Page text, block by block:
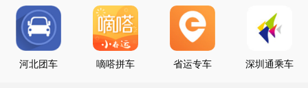
河北团车 嘀嗒拼车 省运专车
深圳通乘车